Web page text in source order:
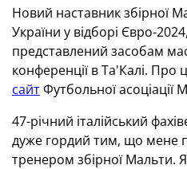
Новий наставник збірної
України у відборі Євро-
представлений засобам
конференції в Та'Калі. Про
сайтФутбольної асоціації
47-річний італійський
дуже гордий тим, що мене
тренером збірної Мальти.